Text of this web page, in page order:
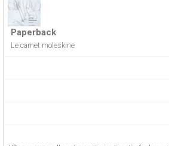
Paperback
Le carnet moleskine